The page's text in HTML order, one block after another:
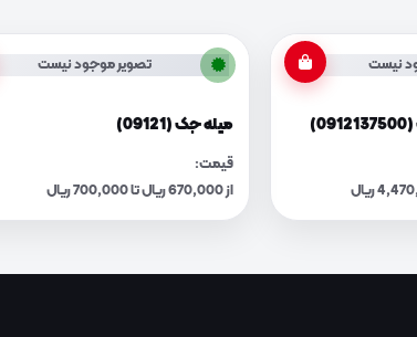
نیست تصویر موجود نیست
میله جک (09121)
قیمت:
از 670,000 ریال تا 700,000 ریال